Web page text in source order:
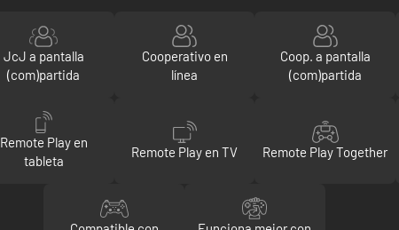
JcJ a pantalla
(com)partida
Cooperativo en
línea
Coop. a pantalla
(com)partida
Remote Play en
tableta
Remote Play en TV Remote Play Together